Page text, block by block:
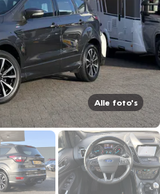
Alle foto's